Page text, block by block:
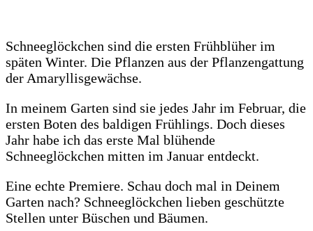
Schneeglöckchen sind die ersten Frühblüher im
späten Winter. Die Pflanzen aus der Pflanzengattung
der Amaryllisgewächse.
In meinem Garten sind sie jedes Jahr im Februar, die
ersten Boten des baldigen Frühlings. Doch dieses
Jahr habe ich das erste Mal blühende
Schneeglöckchen mitten im Januar entdeckt.
Eine echte Premiere. Schau doch mal in Deinem
Garten nach? Schneeglöckchen lieben geschützte
Stellen unter Büschen und Bäumen.